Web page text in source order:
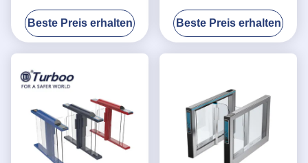
Rundumleuchte-Alarmen
Beste Preis erhalten
Sperren-Tor für
Bürogebäude/
Sperre 600-900mm
Beste Preis erhalten